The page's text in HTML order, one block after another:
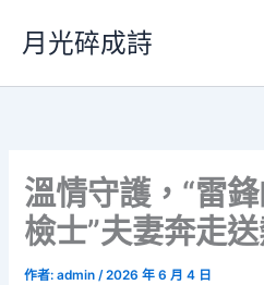
要
月光碎成詩
溫情守護，“雷
檢士”夫妻奔走
作者:admin/2026 年 6 月 4 日